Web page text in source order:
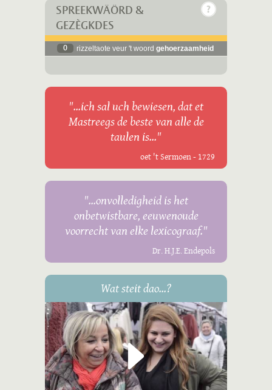
SPREEKWÄÖRD &
GEZÈGKDES
0 rizzeltaote veur 't woord gehoerzaamheid
"...ich sal uch bewiesen, dat et
Mastreegs de beste van alle de
taulen is..."
oet 't Sermoen - 1729
"...onvolledigheid is het
onbetwistbare, eeuwenoude
voorrecht van elke lexicograaf."
Dr. H.J.E. Endepols
Wat steit dao...?